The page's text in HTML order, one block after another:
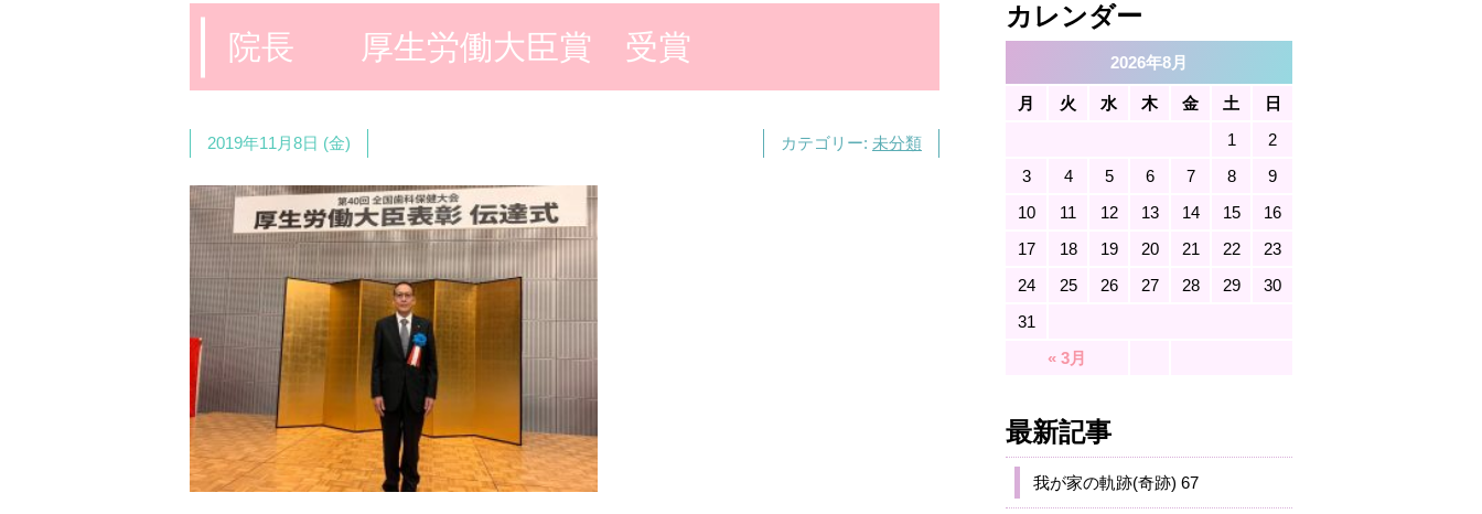
院長 厚生労働大臣賞 受賞
2019年11月8日 (金) カテゴリー: 未分類
カレンダー
2026年8月
月 火 水 木 金 土 日
« 3月
1
2
3
4 5 6 7 8
9
10
11 12 13 14 15
16
17
18 19 20 21 22
23
24
25 26 27 28 29
30
31
最新記事
我が家の軌跡(奇跡) 67